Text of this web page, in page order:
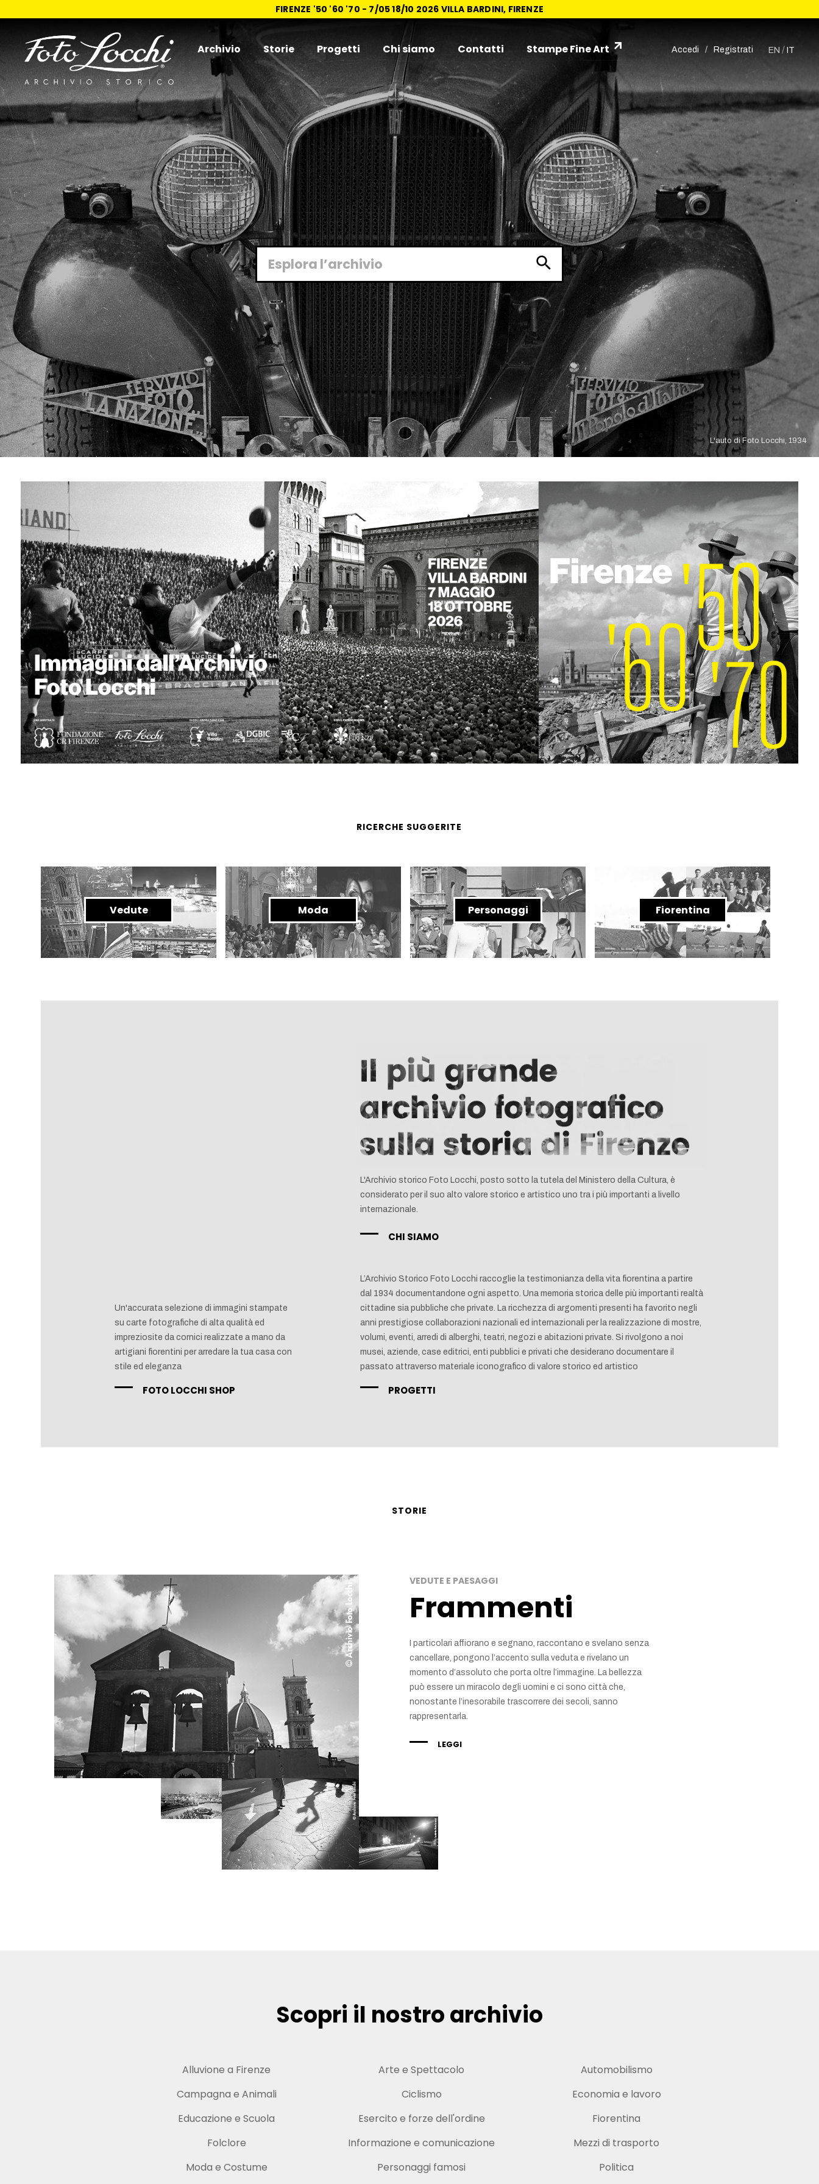
FIRENZE '50 '60 '70 - 7/05 18/10 2026 VILLA BARDINI, FIRENZE
Archivio Storie Progetti Chi siamo Contatti Stampe Fine Art Accedi / Registrati EN / IT
L'auto di Foto Locchi, 1934
RICERCHE SUGGERITE
Vedute Moda Personaggi Fiorentina
L'Archivio storico Foto Locchi, posto sotto la tutela del Ministero della Cultura, è
considerato per il suo alto valore storico e artistico uno tra i più importanti a livello
internazionale.
CHI SIAMO
Un'accurata selezione di immagini stampate
su carte fotografiche di alta qualità ed
impreziosite da cornici realizzate a mano da
artigiani fiorentini per arredare la tua casa con
stile ed eleganza
FOTO LOCCHI SHOP
L’Archivio Storico Foto Locchi raccoglie la testimonianza della vita fiorentina a partire
dal 1934 documentandone ogni aspetto. Una memoria storica delle più importanti realtà
cittadine sia pubbliche che private. La ricchezza di argomenti presenti ha favorito negli
anni prestigiose collaborazioni nazionali ed internazionali per la realizzazione di mostre,
volumi, eventi, arredi di alberghi, teatri, negozi e abitazioni private. Si rivolgono a noi
musei, aziende, case editrici, enti pubblici e privati che desiderano documentare il
passato attraverso materiale iconografico di valore storico ed artistico
PROGETTI
STORIE
VEDUTE E PAESAGGI
Frammenti
I particolari affiorano e segnano, raccontano e svelano senza
cancellare, pongono l’accento sulla veduta e rivelano un
momento d’assoluto che porta oltre l’immagine. La bellezza
può essere un miracolo degli uomini e ci sono città che,
nonostante l’inesorabile trascorrere dei secoli, sanno
rappresentarla.
LEGGI
Scopri il nostro archivio
Alluvione a Firenze Arte e Spettacolo
Automobilismo
Campagna e Animali
Ciclismo
Economia e lavoro
Educazione e Scuola
Esercito e forze dell'ordine
Fiorentina
Folclore
Informazione e comunicazione
Mezzi di trasporto
Moda e Costume
Personaggi famosi Politica